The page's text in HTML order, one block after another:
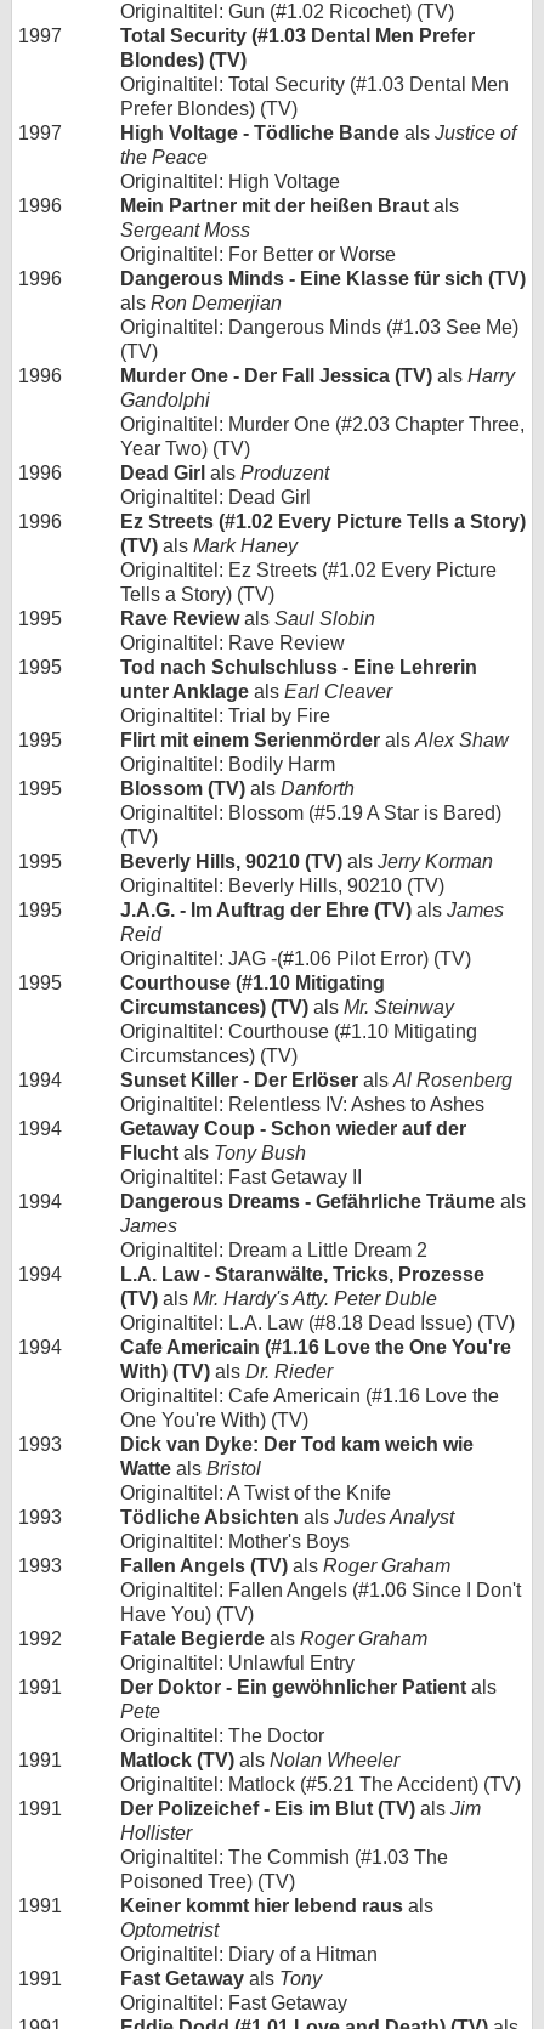
Originaltitel: Gun (#1.02 Ricochet) (TV)
1997
Total Security (#1.03 Dental Men Prefer
Blondes) (TV)
Originaltitel: Total Security (#1.03 Dental Men
Prefer Blondes) (TV)
1997
High Voltage - Tödliche Bande als Justice of
the Peace
Originaltitel: High Voltage
1996
Mein Partner mit der heißen Braut als
Sergeant Moss
Originaltitel: For Better or Worse
1996
Dangerous Minds - Eine Klasse für sich (TV)
als Ron Demerjian
Originaltitel: Dangerous Minds (#1.03 See Me)
(TV)
1996
Murder One - Der Fall Jessica (TV) als Harry
Gandolphi
Originaltitel: Murder One (#2.03 Chapter Three,
Year Two) (TV)
1996
Dead Girl als Produzent
Originaltitel: Dead Girl
1996
Ez Streets (#1.02 Every Picture Tells a Story)
(TV) als Mark Haney
Originaltitel: Ez Streets (#1.02 Every Picture
Tells a Story) (TV)
1995
Rave Reviewals Saul Slobin
Originaltitel: Rave Review
1995
Tod nach Schulschluss - Eine Lehrerin
unter Anklage als Earl Cleaver
Originaltitel: Trial by Fire
1995
Flirt mit einem Serienmörder als Alex Shaw
Originaltitel: Bodily Harm
1995
Blossom (TV) als Danforth
Originaltitel: Blossom (#5.19 A Star is Bared)
(TV)
1995
Beverly Hills, 90210 (TV) als Jerry Korman
Originaltitel: Beverly Hills, 90210 (TV)
1995
J.A.G. - Im Auftrag der Ehre (TV) als James
Reid
Originaltitel: JAG -(#1.06 Pilot Error) (TV)
1995
Courthouse (#1.10 Mitigating
Circumstances) (TV) als Mr. Steinway
Originaltitel: Courthouse (#1.10 Mitigating
Circumstances) (TV)
1994
Sunset Killer - Der Erlöser als Al Rosenberg
Originaltitel: Relentless IV: Ashes to Ashes
1994
Getaway Coup - Schon wieder auf der
Flucht als Tony Bush
Originaltitel: Fast Getaway II
1994
Dangerous Dreams - Gefährliche Träume als
James
Originaltitel: Dream a Little Dream 2
1994
L.A. Law - Staranwälte, Tricks, Prozesse
(TV) als Mr. Hardy's Atty. Peter Duble
Originaltitel: L.A. Law (#8.18 Dead Issue) (TV)
1994
Cafe Americain (#1.16 Love the One You're
With) (TV) als Dr. Rieder
Originaltitel: Cafe Americain (#1.16 Love the
One You're With) (TV)
1993
Dick van Dyke: Der Tod kam weich wie
Watte als Bristol
Originaltitel: A Twist of the Knife
1993
Tödliche Absichten als Judes Analyst
Originaltitel: Mother's Boys
1993
Fallen Angels (TV) als Roger Graham
Originaltitel: Fallen Angels (#1.06 Since I Don't
Have You) (TV)
1992
Fatale Begierde als Roger Graham
Originaltitel: Unlawful Entry
1991
Der Doktor - Ein gewöhnlicher Patient als
Pete
Originaltitel: The Doctor
1991
Matlock (TV) als Nolan Wheeler
Originaltitel: Matlock (#5.21 The Accident) (TV)
1991
Der Polizeichef - Eis im Blut (TV) als Jim
Hollister
Originaltitel: The Commish (#1.03 The
Poisoned Tree) (TV)
1991
Keiner kommt hier lebend raus als
Optometrist
Originaltitel: Diary of a Hitman
1991
Fast Getaway als Tony
Originaltitel: Fast Getaway